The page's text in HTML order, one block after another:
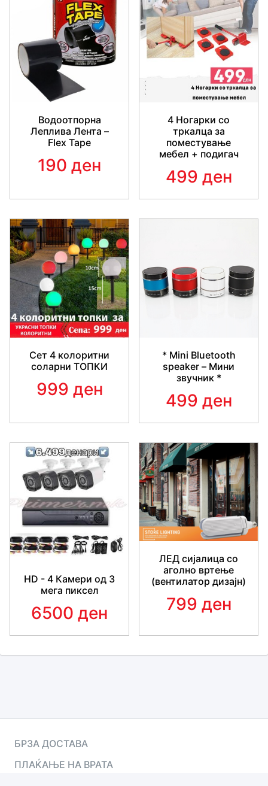
Водоотпорна
Леплива Лента –
Flex Tape
190 ден
4 Ногарки со
тркалца за
поместување
мебел + подигач
499 ден
Сет 4 колоритни
соларни ТОПКИ
999 ден
* Mini Bluetooth
speaker – Мини
звучник *
499 ден
HD - 4 Камери од 3
мега пиксел
6500 ден
ЛЕД сијалица со
аголно вртење
(вентилатор дизајн)
799 ден
БРЗА ДОСТАВА
ПЛАЌАЊЕ НА ВРАТА